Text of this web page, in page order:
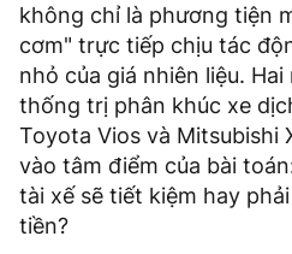
không chỉ là phương tiện
cơm" trực tiếp chịu tác
nhỏ của giá nhiên liệu.
thống trị phân khúc xe
Toyota Vios và Mitsubishi
vào tâm điểm của bài
tài xế sẽ tiết kiệm hay
tiền?